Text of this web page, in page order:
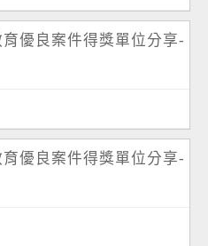
優良案件得獎單位分享-
優良案件得獎單位分享-